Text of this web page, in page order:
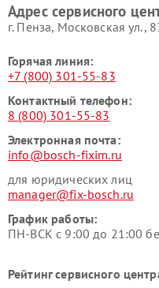
Адрес сервисного
г. Пенза, Московская ул.,
Горячая линия:
+7 (800) 301-55-83
Контактный телефон:
8 (800) 301-55-83
Электронная почта:
info@bosch-fixim.ru
для юридических лиц
manager@fix-bosch.ru
График работы:
ПН-ВСК с 9:00 до 21:00
Рейтинг сервисного